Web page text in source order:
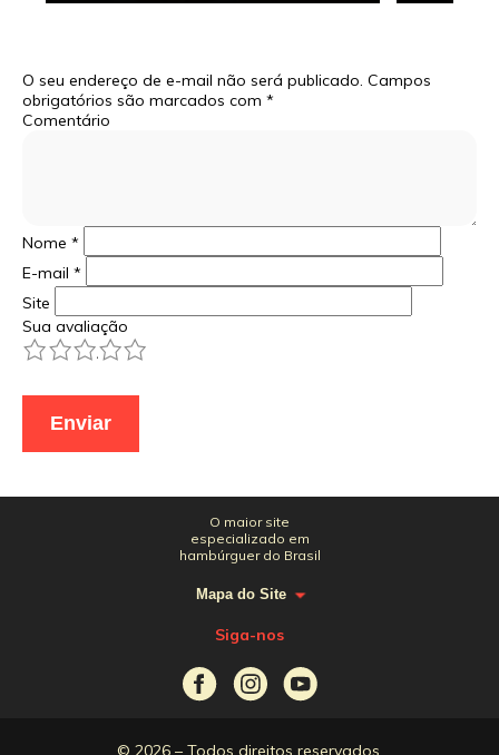
O seu endereço de e-mail não será publicado. Campos
obrigatórios são marcados com *
Comentário
Nome *
E-mail *
Site
Sua avaliação
5
4
3
2
O maior site
especializado em
hambúrguer do Brasil
Mapa do Site
Siga-nos
© 2026 – Todos direitos reservados.